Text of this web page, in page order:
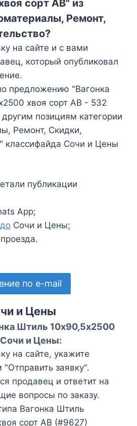
сорт АВ" из
Ремонт,
на сайте и с вами
который опубликовал
предложению "Вагонка
хвоя сорт АВ - 532
позициям категории
Ремонт, Скидки,
классифайда Сочи и Цены
публикации
App;
Сочи и Цены;
по e-mail
и Цены
Штиль 10х90,5х2500
Сочи и Цены:
на сайте, укажите
заявку".
продавец и ответит на
вопросы по заказу.
Вагонка Штиль
сорт АВ (#9627)